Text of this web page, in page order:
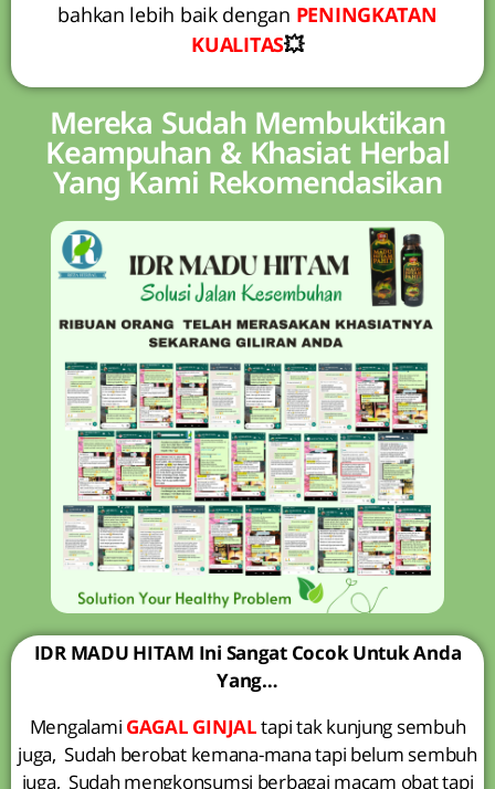
bahkan lebih baik dengan PENINGKATAN
KUALITAS💥
Mereka Sudah Membuktikan
Keampuhan & Khasiat Herbal
Yang Kami Rekomendasikan
IDR MADU HITAM Ini Sangat Cocok Untuk Anda
Yang…
Mengalami GAGAL GINJALtapi tak kunjung sembuh
juga, Sudah berobat kemana-mana tapi belum sembuh
juga, Sudah mengkonsumsi berbagai macam obat tapi